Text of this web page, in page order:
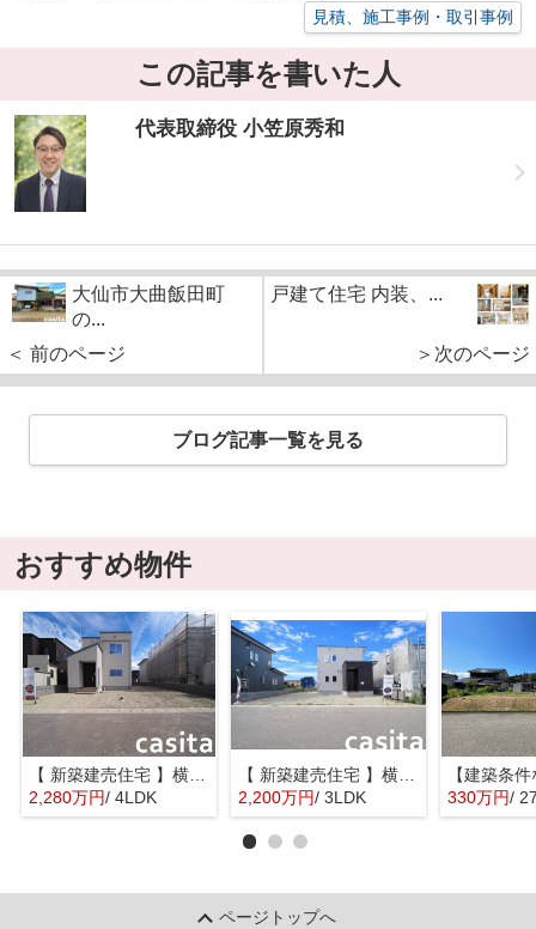
見積、施工事例・取引事例
この記事を書いた人
代表取締役 小笠原秀和
大仙市大曲飯田町
の...
＜ 前のページ
戸建て住宅 内装、...
＞次のページ
ブログ記事一覧を見る
おすすめ物件
【 新築建売住宅 】横手市八幡字長者町No58 横手北小学校区のオール電化 4LDK
2,280万円/ 4LDK
【 新築建売住宅 】横手市八幡字長者町No50 横手北小学校区のオール電化 3LDK
2,200万円/ 3LDK 330万円/
ページトップへ